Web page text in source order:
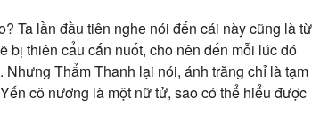
Ta lần đầu tiên nghe nói đến cái này cũng là từ
bị thiên cẩu cắn nuốt, cho nên đến mỗi lúc đó
Thẩm Thanh lại nói, ánh trăng chỉ là tạm
cô nương là một nữ tử, sao có thể hiểu được